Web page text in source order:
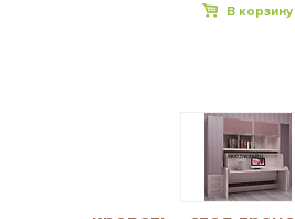
В корзину